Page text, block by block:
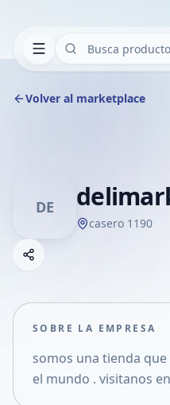
Volver al marketplace
DE
casero 1190
Compartir empresa
Compartir en X
SOBRE LA EMPRESA
somos una tienda
el mundo . visitanos